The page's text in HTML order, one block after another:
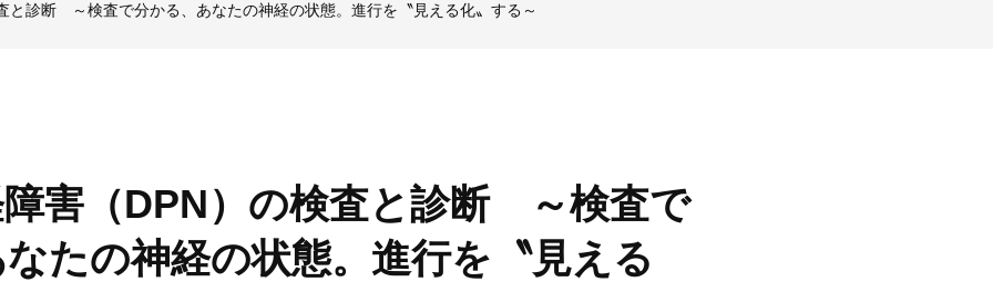
と診断 ～検査で分かる、あなたの神経の状態。進行を〝見える化〟する～
害（DPN）の検査と診断 ～検査で
たの神経の状態。進行を〝見える